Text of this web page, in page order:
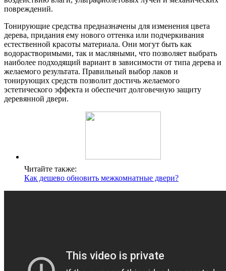
повреждений.
Тонирующие средства предназначены для изменения цвета
дерева, придания ему нового оттенка или подчеркивания
естественной красоты материала. Они могут быть как
водорастворимыми, так и масляными, что позволяет выбрать
наиболее подходящий вариант в зависимости от типа дерева и
желаемого результата. Правильный выбор лаков и
тонирующих средств позволит достичь желаемого
эстетического эффекта и обеспечит долговечную защиту
деревянной двери.
Читайте также:
Как дешево обновить межкомнатные двери?